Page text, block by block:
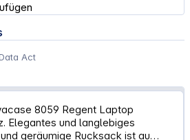
Act
8059 Regent Laptop
Elegantes und langlebiges
geräumige Rucksack ist au…